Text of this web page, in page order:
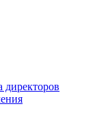
директоров